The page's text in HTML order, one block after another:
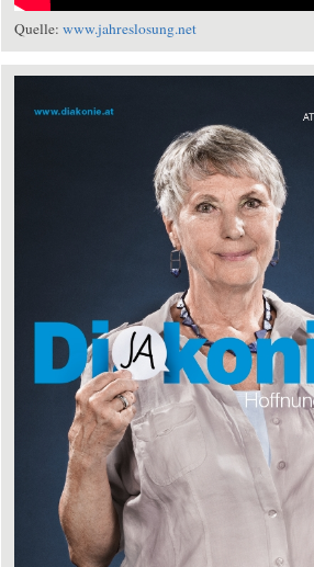
Quelle: www.jahreslosung.net